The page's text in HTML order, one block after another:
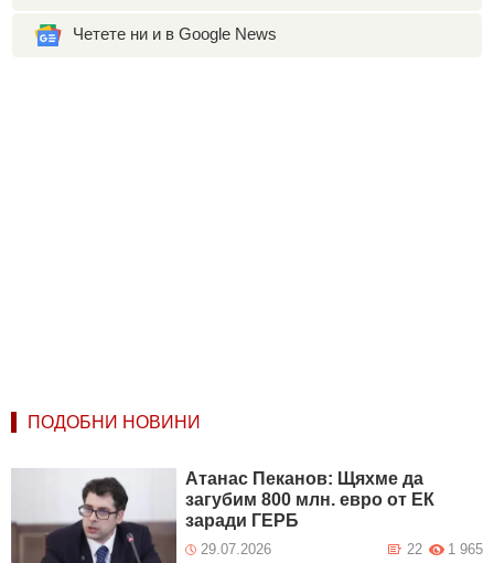
Четете ни и в Google News
ПОДОБНИ НОВИНИ
Атанас Пеканов: Щяхме да
загубим 800 млн. евро от ЕК
заради ГЕРБ
29.07.2026 1 965
22